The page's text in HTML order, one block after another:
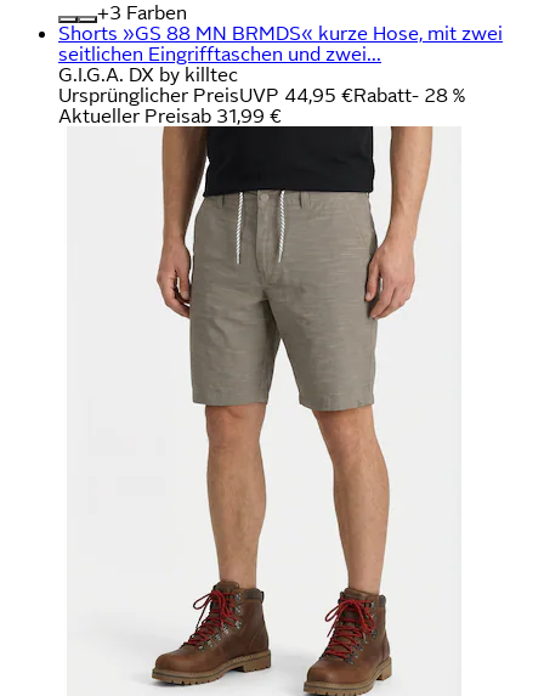
+
Farben
Shorts »GS 88 MN BRMDS« kurze Hose, mit zwei
seitlichen Eingrifftaschen und zwei...
G.I.G.A. DX by killtec
Ursprünglicher PreisUVP 44,95 €Rabatt- 28 %
Aktueller Preisab 31,99 €